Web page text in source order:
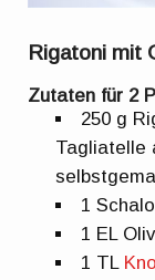
Rigatoni mit
Zutaten für 2
250 g
Tagliatelle
1
1 EL
1 TL